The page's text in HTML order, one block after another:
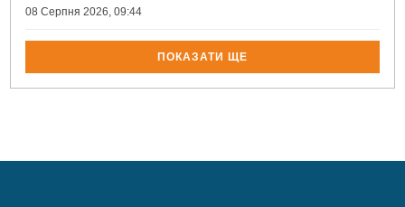
08 Серпня 2026, 09:44
ПОКАЗАТИ ЩЕ